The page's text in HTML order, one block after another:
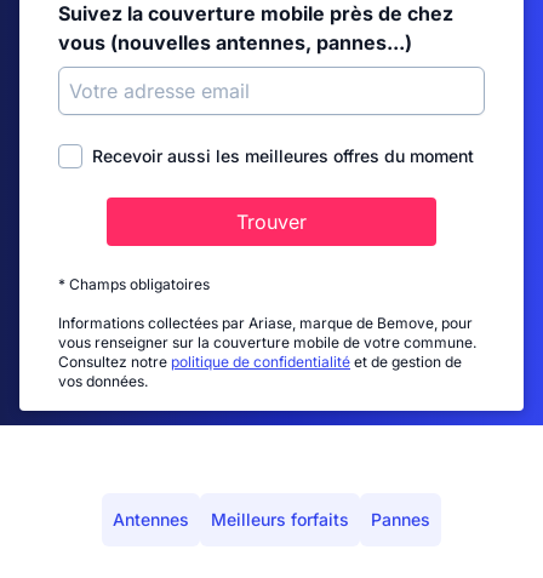
Suivez la couverture mobile près de chez
vous (nouvelles antennes, pannes...)
Recevoir aussi les meilleures offres du moment
Trouver
* Champs obligatoires
Informations collectées par Ariase, marque de Bemove, pour
vous renseigner sur la couverture mobile de votre commune.
Consultez notre politique de confidentialité et de gestion de
vos données.
Antennes Meilleurs forfaits Pannes